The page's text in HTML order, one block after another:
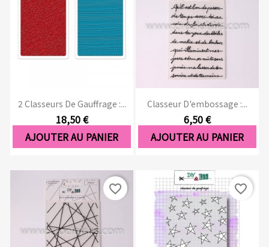
2 Classeurs De Gauffrage :...
18,50 €
AJOUTER AU PANIER
Classeur D'embossage :...
6,50 €
AJOUTER AU PANIER
favorite_border favorite_border